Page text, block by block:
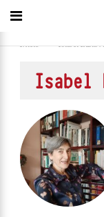
Inicio > Isabel
Isabel